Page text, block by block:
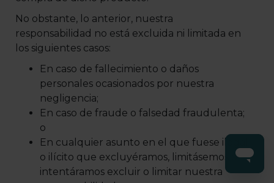
No obstante, lo anterior, nuestra
responsabilidad no está excluida ni limitada en
los siguientes casos:
En caso de fallecimiento o daños
personales ocasionados por nuestra
negligencia;
En caso de fraude o falsedad fraudulenta;
o
En cualquier asunto en el que fuese ilegal
o ilícito que excluyéramos, limitásemos o
intentáramos excluir o limitar nuestra